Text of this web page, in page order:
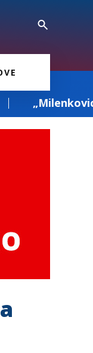
Co“ – prevoz